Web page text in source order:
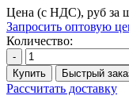
Цена (с НДС), руб за
Запросить оптовую
Количество:
-
Купить
Быстрый
Рассчитать доставку